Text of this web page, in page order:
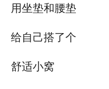
用坐垫和腰垫
给自己搭了个
舒适小窝